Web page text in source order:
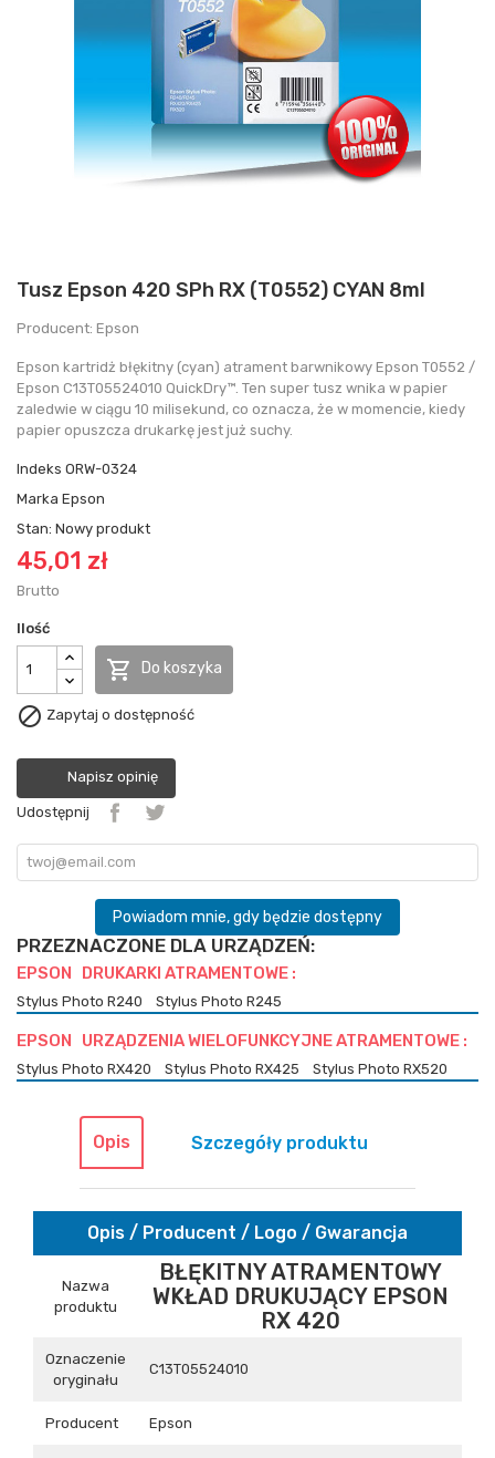
Tusz Epson 420 SPh RX (T0552) CYAN 8ml
Producent: Epson
Epson kartridż błękitny (cyan) atrament barwnikowy Epson T0552 /
Epson C13T05524010 QuickDry™. Ten super tusz wnika w papier
zaledwie w ciągu 10 milisekund, co oznacza, że w momencie, kiedy
papier opuszcza drukarkę jest już suchy.
Indeks ORW-0324
Marka Epson
Stan: Nowy produkt
45,01 zł
Brutto
Ilość
 Do koszyka
 Zapytaj o dostępność
Napisz opinię
Udostępnij
Powiadom mnie, gdy będzie dostępny
PRZEZNACZONE DLA URZĄDZEŃ:
EPSON DRUKARKI ATRAMENTOWE :
Stylus Photo R240 Stylus Photo R245
EPSON URZĄDZENIA WIELOFUNKCYJNE ATRAMENTOWE :
Stylus Photo RX420 Stylus Photo RX425 Stylus Photo RX520
Opis Szczegóły produktu
Opis / Producent / Logo / Gwarancja
Nazwa
produktu
BŁĘKITNY ATRAMENTOWY
WKŁAD DRUKUJĄCY EPSON
RX 420
Oznaczenie
oryginału
C13T05524010
Producent Epson